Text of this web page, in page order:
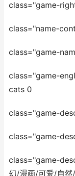
class="game-
class="name-
class="game-
class="game-
cats 0
class="game-
class="game-
class="game-
幻/漫画/可爱/自然